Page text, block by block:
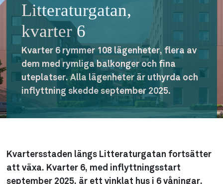
Frågor
om
min
hyra
Så här
söker du
lägenhet
Litteraturgatan,
kvarter 6
Kvarter 6 rymmer 108 lägenheter, flera av
dem med rymliga balkonger och fina
uteplatser. Alla lägenheter är uthyrda och
inflyttning skedde september 2025.
Kvartersstaden längs Litteraturgatan fortsätter
att växa. Kvarter 6, med inflyttningsstart
september 2025, är ett vinklat hus i 6 våningar,